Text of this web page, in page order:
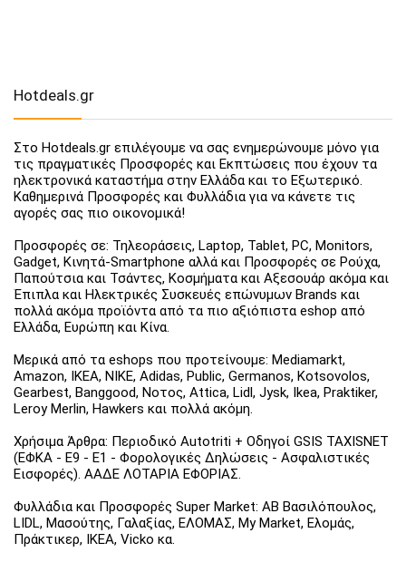
Hotdeals.gr
Στο Hotdeals.gr επιλέγουμε να σας ενημερώνουμε μόνο για
τις πραγματικές Προσφορές και Εκπτώσεις που έχουν τα
ηλεκτρονικά καταστήμα στην Ελλάδα και το Εξωτερικό.
Καθημερινά Προσφορές και Φυλλάδια για να κάνετε τις
αγορές σας πιο οικονομικά!
Προσφορές σε: Τηλεοράσεις, Laptop, Tablet, PC, Monitors,
Gadget, Κινητά-Smartphone αλλά και Προσφορές σε Ρούχα,
Παπούτσια και Τσάντες, Κοσμήματα και Αξεσουάρ ακόμα και
Έπιπλα και Ηλεκτρικές Συσκευές επώνυμων Brands και
πολλά ακόμα προϊόντα από τα πιο αξιόπιστα eshop από
Ελλάδα, Ευρώπη και Κίνα.
Μερικά από τα eshops που προτείνουμε: Mediamarkt,
Amazon, IKEA, NIKE, Adidas, Public, Germanos, Kotsovolos,
Gearbest, Banggood, Νοτος, Attica, Lidl, Jysk, Ikea, Praktiker,
Leroy Merlin, Hawkers και πολλά ακόμη.
Χρήσιμα Άρθρα: Περιοδικό Autotriti + Οδηγοί GSIS TAXISNET
(ΕΦΚΑ - Ε9 - Ε1 - Φορολογικές Δηλώσεις - Ασφαλιστικές
Εισφορές). ΑΑΔΕ ΛΟΤΑΡΙΑ ΕΦΟΡΙΑΣ.
Φυλλάδια και Προσφορές Super Market: ΑΒ Βασιλόπουλος,
LIDL, Μασούτης, Γαλαξίας, ΕΛΟΜΑΣ, My Market, Ελομάς,
Πράκτικερ, ΙΚΕΑ, Vicko κα.